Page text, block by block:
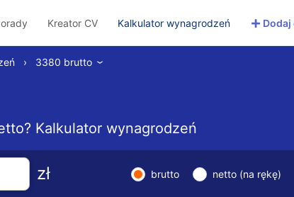
Kreator CV Kalkulator wynagrodzeń + Dodaj
› 3380 brutto ›
Kalkulator wynagrodzeń
zł brutto netto (na rękę)